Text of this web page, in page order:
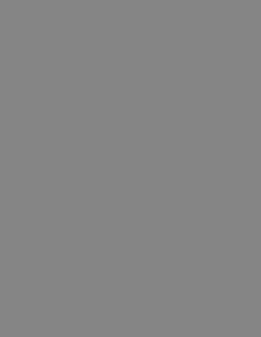
Лаб», УНП 191700409
г. Минск, улица Толбухина, 2,